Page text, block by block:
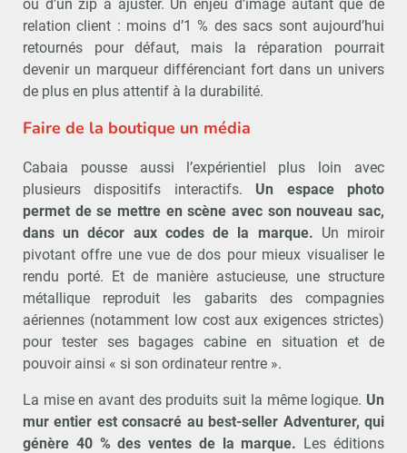
ou d’un zip à ajuster. Un enjeu d’image autant que de
relation client : moins d’1 % des sacs sont aujourd’hui
retournés pour défaut, mais la réparation pourrait
devenir un marqueur différenciant fort dans un univers
de plus en plus attentif à la durabilité.
Faire de la boutique un média
Cabaia pousse aussi l’expérientiel plus loin avec
plusieurs dispositifs interactifs. Un espace photo
permet de se mettre en scène avec son nouveau sac,
dans un décor aux codes de la marque. Un miroir
pivotant offre une vue de dos pour mieux visualiser le
rendu porté. Et de manière astucieuse, une structure
métallique reproduit les gabarits des compagnies
aériennes (notamment low cost aux exigences strictes)
pour tester ses bagages cabine en situation et de
pouvoir ainsi « si son ordinateur rentre ».
La mise en avant des produits suit la même logique. Un
mur entier est consacré au best-seller Adventurer, qui
génère 40 % des ventes de la marque. Les éditions